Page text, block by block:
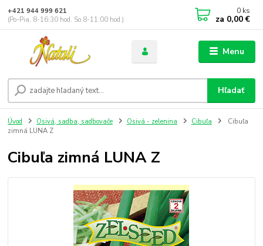
Menu
Hľadať
+421 944 999 621
(Po-Pia, 8-16:30 hod. So 8-11:00 hod.)
0 ks
za 0,00 €
Úvod Osivá, sadba, sadbovače Osivá - zelenina Cibuľa
Cibuľa
zimná LUNA Z
Cibuľa zimná LUNA Z